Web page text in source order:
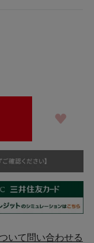
いて問い合わせる